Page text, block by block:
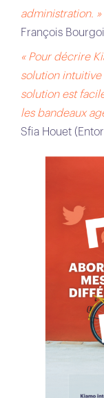
administration. »
François
« Pour décrire
solution intuitive
solution est
les bandeaux
Sfia Houet